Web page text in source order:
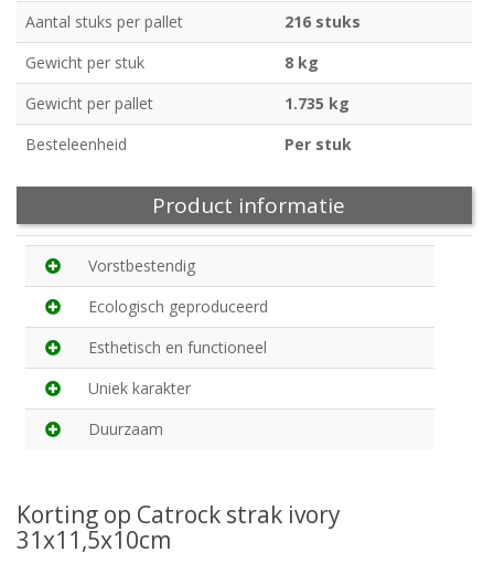
Aantal stuks per pallet
216 stuks
Gewicht per stuk
8 kg
Gewicht per pallet
1.735 kg
Besteleenheid
Per stuk
Product informatie
Vorstbestendig
Ecologisch geproduceerd
Esthetisch en functioneel
Uniek karakter
Duurzaam
Korting op Catrock strak ivory
31x11,5x10cm